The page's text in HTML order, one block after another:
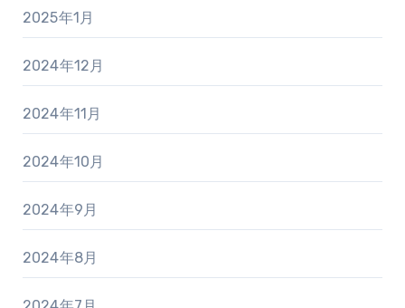
2025年1月
2024年12月
2024年11月
2024年10月
2024年9月
2024年8月